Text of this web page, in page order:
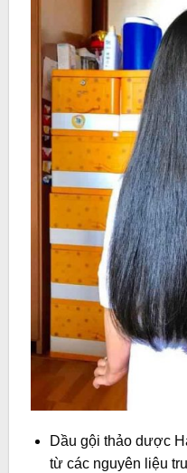
Dầu gội thảo dược
từ các nguyên liệu